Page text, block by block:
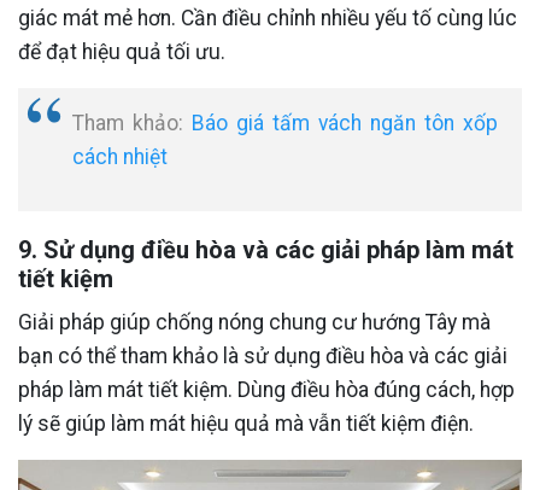
giác mát mẻ hơn. Cần điều chỉnh nhiều yếu tố cùng lúc
để đạt hiệu quả tối ưu.
Tham khảo: Báo giá tấm vách ngăn tôn xốp
cách nhiệt
9. Sử dụng điều hòa và các giải pháp làm mát
tiết kiệm
Giải pháp giúp chống nóng chung cư hướng Tây mà
bạn có thể tham khảo là sử dụng điều hòa và các giải
pháp làm mát tiết kiệm. Dùng điều hòa đúng cách, hợp
lý sẽ giúp làm mát hiệu quả mà vẫn tiết kiệm điện.